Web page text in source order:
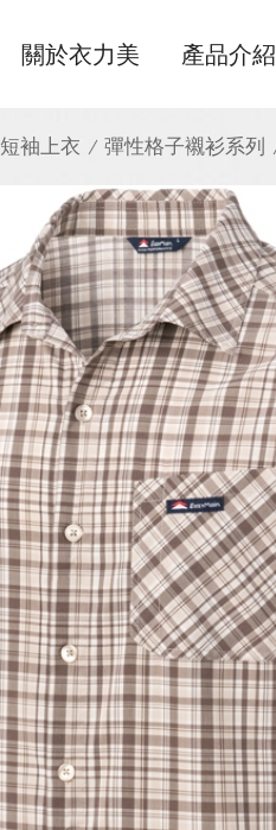
關於衣力美 產品介紹
短袖上衣 彈性格子襯衫系列